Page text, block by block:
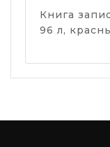
Книга
96 л,